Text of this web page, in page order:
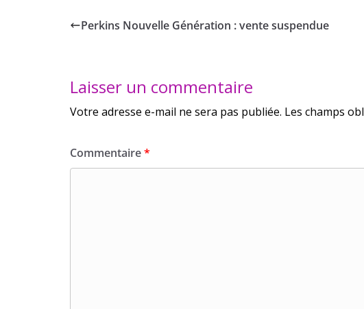
Perkins Nouvelle Génération : vente suspendue
Laisser un commentaire
Votre adresse e-mail ne sera pas publiée. Les champs
Commentaire*